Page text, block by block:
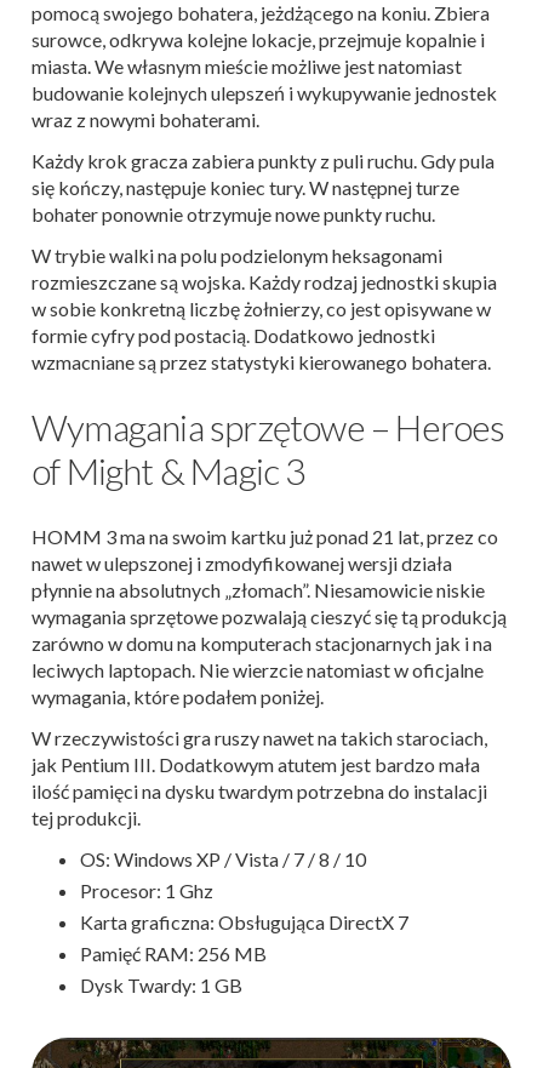
pomocą swojego bohatera, jeżdżącego na koniu. Zbiera
surowce, odkrywa kolejne lokacje, przejmuje kopalnie i
miasta. We własnym mieście możliwe jest natomiast
budowanie kolejnych ulepszeń i wykupywanie jednostek
wraz z nowymi bohaterami.
Każdy krok gracza zabiera punkty z puli ruchu. Gdy pula
się kończy, następuje koniec tury. W następnej turze
bohater ponownie otrzymuje nowe punkty ruchu.
W trybie walki na polu podzielonym heksagonami
rozmieszczane są wojska. Każdy rodzaj jednostki skupia
w sobie konkretną liczbę żołnierzy, co jest opisywane w
formie cyfry pod postacią. Dodatkowo jednostki
wzmacniane są przez statystyki kierowanego bohatera.
Wymagania sprzętowe – Heroes
of Might & Magic 3
HOMM 3 ma na swoim kartku już ponad 21 lat, przez co
nawet w ulepszonej i zmodyfikowanej wersji działa
płynnie na absolutnych „złomach”. Niesamowicie niskie
wymagania sprzętowe pozwalają cieszyć się tą produkcją
zarówno w domu na komputerach stacjonarnych jak i na
leciwych laptopach. Nie wierzcie natomiast w oficjalne
wymagania, które podałem poniżej.
W rzeczywistości gra ruszy nawet na takich starociach,
jak Pentium III. Dodatkowym atutem jest bardzo mała
ilość pamięci na dysku twardym potrzebna do instalacji
tej produkcji.
OS: Windows XP / Vista / 7 / 8 / 10
Procesor: 1 Ghz
Karta graficzna: Obsługująca DirectX 7
Pamięć RAM: 256 MB
Dysk Twardy: 1 GB